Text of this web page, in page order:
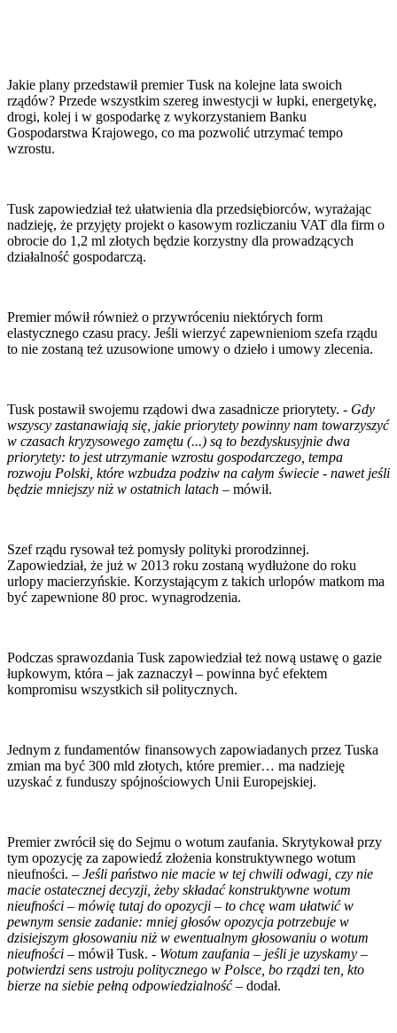
Jakie plany przedstawił premier Tusk na kolejne lata swoich
rządów? Przede wszystkim szereg inwestycji w łupki, energetykę,
drogi, kolej i w gospodarkę z wykorzystaniem Banku
Gospodarstwa Krajowego, co ma pozwolić utrzymać tempo
wzrostu.
Tusk zapowiedział też ułatwienia dla przedsiębiorców, wyrażając
nadzieję, że przyjęty projekt o kasowym rozliczaniu VAT dla firm o
obrocie do 1,2 ml złotych będzie korzystny dla prowadzących
działalność gospodarczą.
Premier mówił również o przywróceniu niektórych form
elastycznego czasu pracy. Jeśli wierzyć zapewnieniom szefa rządu
to nie zostaną też uzusowione umowy o dzieło i umowy zlecenia.
Tusk postawił swojemu rządowi dwa zasadnicze priorytety. - Gdy
wszyscy zastanawiają się, jakie priorytety powinny nam towarzyszyć
w czasach kryzysowego zamętu (...) są to bezdyskusyjnie dwa
priorytety: to jest utrzymanie wzrostu gospodarczego, tempa
rozwoju Polski, które wzbudza podziw na całym świecie - nawet jeśli
będzie mniejszy niż w ostatnich latach – mówił.
Szef rządu rysował też pomysły polityki prorodzinnej.
Zapowiedział, że już w 2013 roku zostaną wydłużone do roku
urlopy macierzyńskie. Korzystającym z takich urlopów matkom ma
być zapewnione 80 proc. wynagrodzenia.
Podczas sprawozdania Tusk zapowiedział też nową ustawę o gazie
łupkowym, która – jak zaznaczył – powinna być efektem
kompromisu wszystkich sił politycznych.
Jednym z fundamentów finansowych zapowiadanych przez Tuska
zmian ma być 300 mld złotych, które premier… ma nadzieję
uzyskać z funduszy spójnościowych Unii Europejskiej.
Premier zwrócił się do Sejmu o wotum zaufania. Skrytykował przy
tym opozycję za zapowiedź złożenia konstruktywnego wotum
nieufności. – Jeśli państwo nie macie w tej chwili odwagi, czy nie
macie ostatecznej decyzji, żeby składać konstruktywne wotum
nieufności – mówię tutaj do opozycji – to chcę wam ułatwić w
pewnym sensie zadanie: mniej głosów opozycja potrzebuje w
dzisiejszym głosowaniu niż w ewentualnym głosowaniu o wotum
nieufności – mówił Tusk. - Wotum zaufania – jeśli je uzyskamy –
potwierdzi sens ustroju politycznego w Polsce, bo rządzi ten, kto
bierze na siebie pełną odpowiedzialność– dodał.